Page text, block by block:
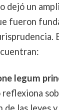
dejó un
fueron
legum